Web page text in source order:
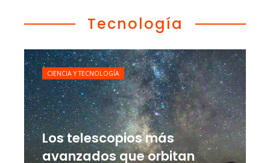
Tecnología
Los telescopios más
avanzados que orbitan
CIENCIA Y TECNOLOGÍA